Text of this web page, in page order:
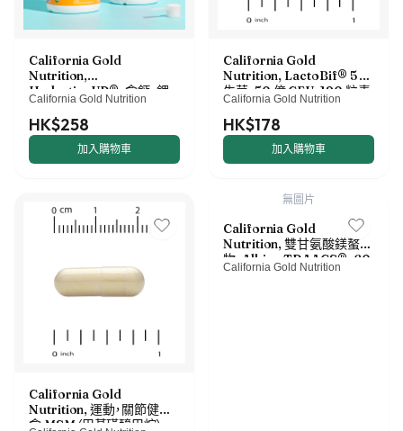
California Gold
Nutrition,
HydrationUP®，含鈣、鉀、
維他命 C 與維他命 E，綜合
莓果口味，8 盎司（227 克）
California Gold Nutrition
HK$258
加入購物車
California Gold
Nutrition, LactoBif® 5 益
生菌，50 億 CFU，120 粒素
食膠囊
California Gold Nutrition
HK$178
加入購物車
California Gold
Nutrition, 運動，關節健康，
含 MSM（甲基磺醯甲烷）、
無圖片
California Gold
Nutrition, 雙甘氨酸鎂螯合
物，Albion TRAACS®，60
粒素食膠囊（每粒 100 毫
California Gold Nutrition